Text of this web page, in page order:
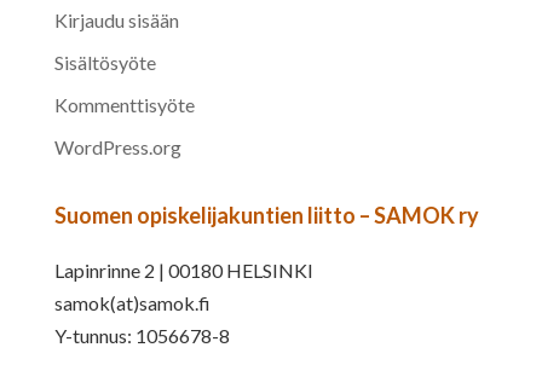
Kirjaudu sisään
Sisältösyöte
Kommenttisyöte
WordPress.org
Suomen opiskelijakuntien liitto – SAMOK ry
Lapinrinne 2 | 00180 HELSINKI
samok(at)samok.fi
Y-tunnus: 1056678-8